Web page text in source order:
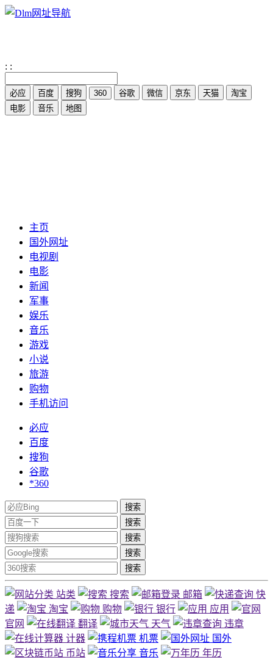
: :
主页
国外网址
电视剧
电影
新闻
军事
娱乐
音乐
游戏
小说
旅游
购物
手机访问
必应
百度
搜狗
谷歌
*360
搜索
搜索
搜索
搜索
搜索
站类 搜索 邮箱
快
递
淘宝 购物 银行
应用
官网
翻译 天气
违章
计器
机票
国外
币站
音乐 年历